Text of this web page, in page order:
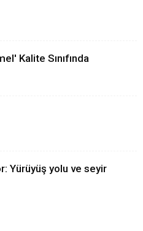
Kalite Sınıfında
Yürüyüş yolu ve seyir